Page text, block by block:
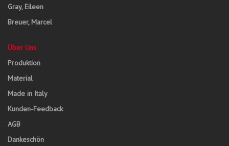
Gray, Eileen
Breuer, Marcel
Über Uns
Produktion
Material
Made in Italy
Kunden-Feedback
AGB
Dankeschön